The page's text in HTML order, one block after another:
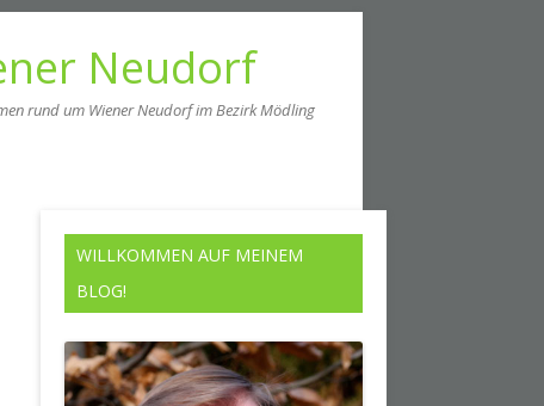
Neudorf
rund um Wiener Neudorf im Bezirk Mödling
WILLKOMMEN AUF MEINEM
BLOG!